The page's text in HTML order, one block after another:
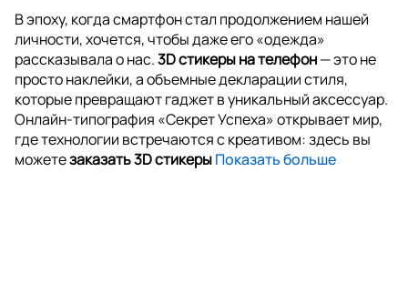
В эпоху, когда смартфон стал продолжением нашей
личности, хочется, чтобы даже его «одежда»
рассказывала о нас.3D стикеры на телефон— это не
просто наклейки, а объемные декларации стиля,
которые превращают гаджет в уникальный аксессуар.
Онлайн-типография «Секрет Успеха» открывает мир,
где технологии встречаются с креативом: здесь вы
можетезаказать 3D стикерыПоказать больше